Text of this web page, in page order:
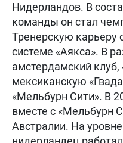
Нидерландов. В
команды он стал
Тренерскую карьеру
системе «Аякса». В
амстердамский клуб,
мексиканскую
«Мельбурн Сити». В
вместе с «Мельбурн
Австралии. На